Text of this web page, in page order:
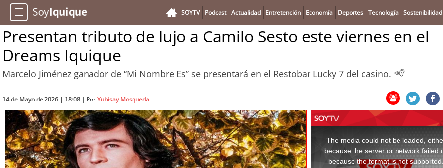
SOYTV Podcast Actualidad Entretención Economía Deportes Tecnología Sostenibilidad
Presentan tributo de lujo a Camilo Sesto este viernes en el
Dreams Iquique
Marcelo Jiménez ganador de “Mi Nombre Es” se presentará en el Restobar Lucky 7 del casino.
14 de Mayo de 2026 | 18:08 | PorYubisay Mosqueda
window.
The media could not be loaded,
because the server or network failed
because the format is not supported.